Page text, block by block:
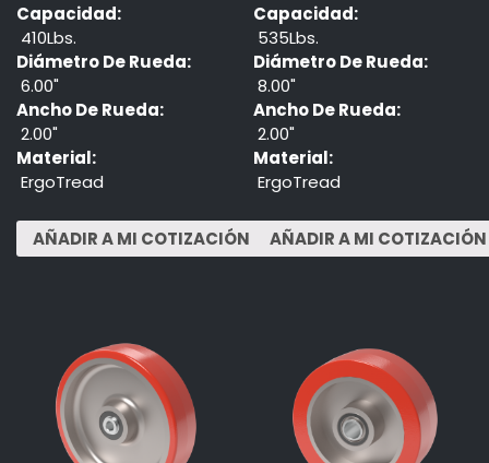
Capacidad:
410Lbs.
Diámetro De Rueda:
6.00"
Ancho De Rueda:
2.00"
Material:
ErgoTread
Capacidad:
535Lbs.
Diámetro De Rueda:
8.00"
Ancho De Rueda:
2.00"
Material:
ErgoTread